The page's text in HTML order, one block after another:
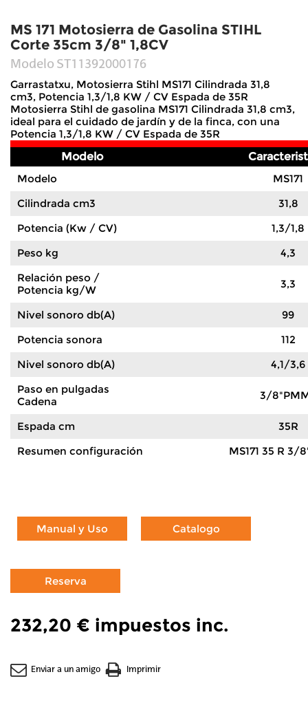
MS 171 Motosierra de Gasolina STIHL
Corte 35cm 3/8" 1,8CV
Modelo ST11392000176
Garrastatxu, Motosierra Stihl MS171 Cilindrada 31,8
cm3, Potencia 1,3/1,8 KW / CV Espada de 35R
Motosierra Stihl de gasolina MS171 Cilindrada 31,8 cm3,
ideal para el cuidado de jardín y de la finca, con una
Potencia 1,3/1,8 KW / CV Espada de 35R
Modelo
Modelo
MS171
Cilindrada cm3
31,8
Potencia (Kw / CV)
1,3/1,8
Peso kg
4,3
Relación peso /
Potencia kg/W
3,3
Nivel sonoro db(A)
99
Potencia sonora
112
Nivel sonoro db(A)
4,1/3,6
Paso en pulgadas
Cadena
3/
Espada cm
35R
Resumen configuración
MS171 35 R 3/
232,20 € impuestos inc.
Enviar a un amigo Imprimir